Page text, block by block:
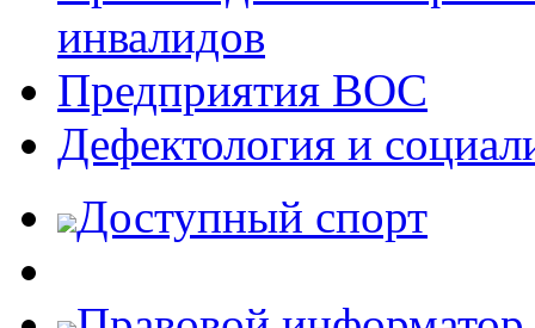
инвалидов
Предприятия ВОС
Дефектология и
Доступный спорт